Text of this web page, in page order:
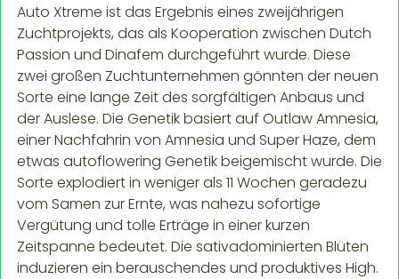
Auto Xtreme ist das Ergebnis eines zweijährigen
Zuchtprojekts, das als Kooperation zwischen Dutch
Passion und Dinafem durchgeführt wurde. Diese
zwei großen Zuchtunternehmen gönnten der neuen
Sorte eine lange Zeit des sorgfältigen Anbaus und
der Auslese. Die Genetik basiert auf Outlaw Amnesia,
einer Nachfahrin von Amnesia und Super Haze, dem
etwas autoflowering Genetik beigemischt wurde. Die
Sorte explodiert in weniger als 11 Wochen geradezu
vom Samen zur Ernte, was nahezu sofortige
Vergütung und tolle Erträge in einer kurzen
Zeitspanne bedeutet. Die sativadominierten Blüten
induzieren ein berauschendes und produktives High.